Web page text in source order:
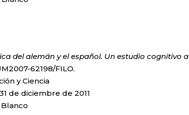
del alemán y el español. Un estudio cognitivo a
62198/FILO.
y Ciencia
31 de diciembre de 2011
Blanco